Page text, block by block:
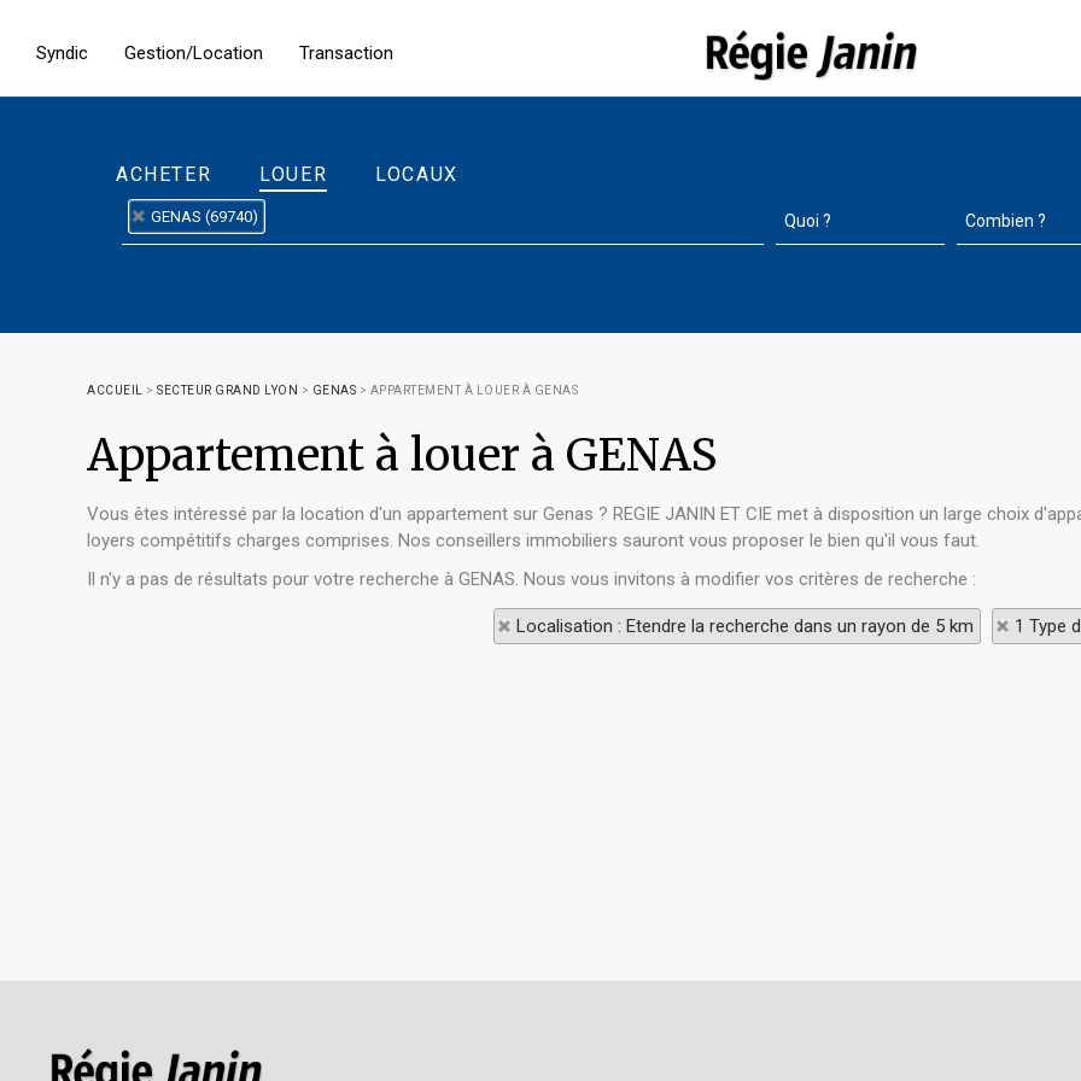
Syndic Gestion/Location Transaction
ACHETER LOUER LOCAUX
GENAS (69740)
ACCUEIL > SECTEUR GRAND LYON > GENAS > APPARTEMENT À LOUER À GENAS
Appartement à louer à GENAS
Vous êtes intéressé par la location d'un appartement sur Genas ? REGIE JANIN ET CIE met à disposition un large choix
loyers compétitifs charges comprises. Nos conseillers immobiliers sauront vous proposer le bien qu'il vous faut.
Il n'y a pas de résultats pour votre recherche à GENAS. Nous vous invitons à modifier vos critères de recherche :
Localisation : Etendre la recherche dans un rayon de 5 km 1 Type